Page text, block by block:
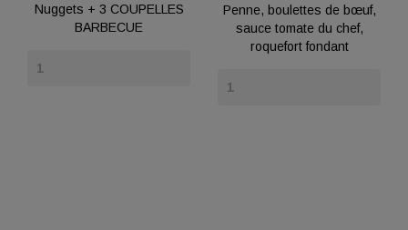
Nuggets + 3 COUPELLES
BARBECUE
Penne, boulettes de bœuf,
sauce tomate du chef,
roquefort fondant